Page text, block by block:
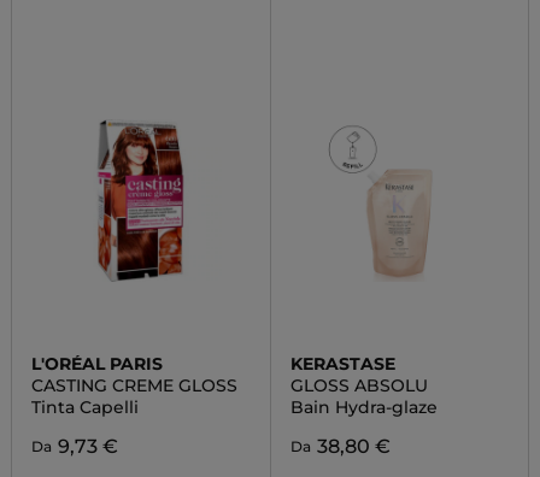
L'ORÉAL PARIS
CASTING CREME GLOSS
Tinta Capelli
Da 9,73 €
KERASTASE
GLOSS ABSOLU
Bain Hydra-glaze
Da 38,80 €